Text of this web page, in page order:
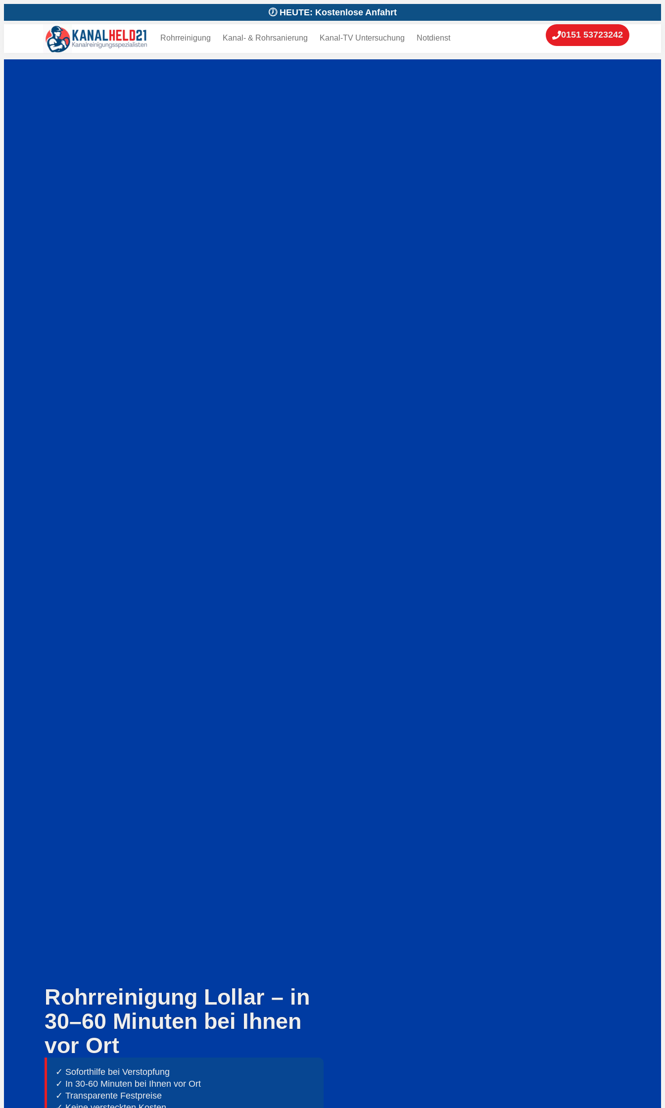
🕖 HEUTE: Kostenlose Anfahrt
Rohrreinigung Kanal- & Rohrsanierung Kanal-TV Untersuchung Notdienst 0151 53723242
Rohrreinigung Lollar – in
30–60 Minuten bei Ihnen
vor Ort
✓ Soforthilfe bei Verstopfung
✓ In 30-60 Minuten bei Ihnen vor Ort
✓ ⁠Transparente Festpreise